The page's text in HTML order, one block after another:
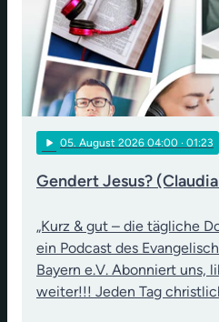
play_arrow 05. August 2026 04:00 · 01:23
Gendert Jesus?
„Kurz & gut – die tägliche
ein Podcast des
Bayern e.V. Abonniert uns,
weiter!!! Jeden Tag